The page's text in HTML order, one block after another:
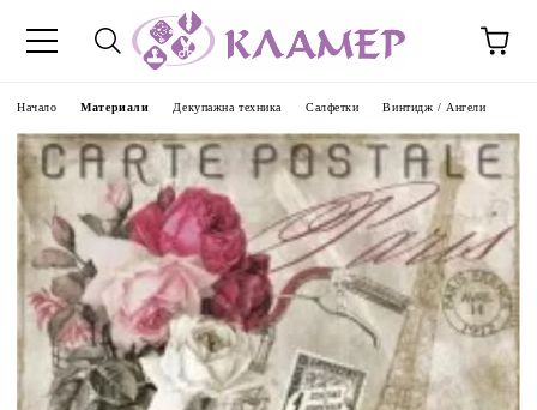
Начало Материали Декупажна техника Салфетки Винтидж / Ангели